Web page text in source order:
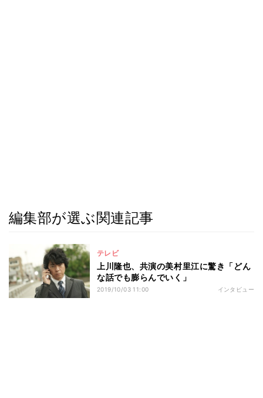
編集部が選ぶ関連記事
テレビ
上川隆也、共演の美村里江に驚き「どん
な話でも膨らんでいく」
2019/10/03 11:00 インタビュー